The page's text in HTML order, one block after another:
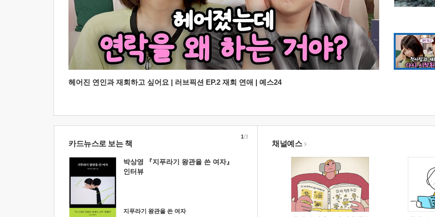
헤어진 연인과 재회하고 싶어요 | 러브픽션 EP.2 재회 연애 | 예스24
카드뉴스로 보는 책
박상영 『지푸라기 왕관을 쓴 여자』
인터뷰
지푸라기 왕관을 쓴 여자
1/3
채널예스